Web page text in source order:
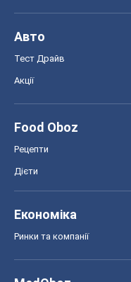
Авто
Тест Драйв
Акції
Food Oboz
Рецепти
Дієти
Економіка
Ринки та компанії